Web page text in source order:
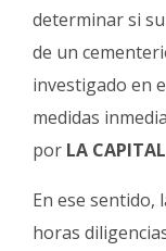
determinar si
de un
investigado en
medidas
por LA CAPITAL
En ese sentido,
horas